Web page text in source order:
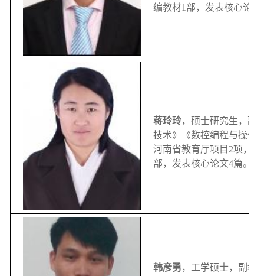
编教材1部，发表核心论
蒋玲玲，硕士研究生，副
技术》《数控编程与操作
河南省教育厅项目2项，
部，发表核心论文4篇。
韩彦勇 ，工学硕士，副教